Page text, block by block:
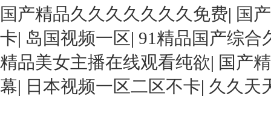
国产精品久久久久久久久免费| 国
卡| 岛国视频一区| 91精品国产综
精品美女主播在线观看纯欲| 国产
幕| 日本视频一区二区不卡| 久久天